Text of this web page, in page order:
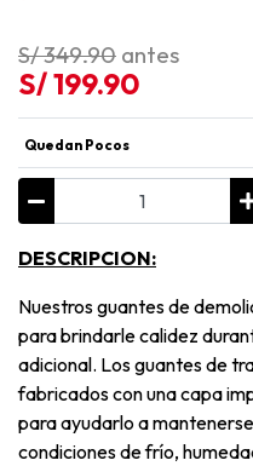
S/ 349.90 antes
S/ 199.90
Quedan Pocos
DESCRIPCION:
Nuestros guantes de
para brindarle calidez
adicional. Los guantes de
fabricados con una capa
para ayudarlo a
condiciones de frío,